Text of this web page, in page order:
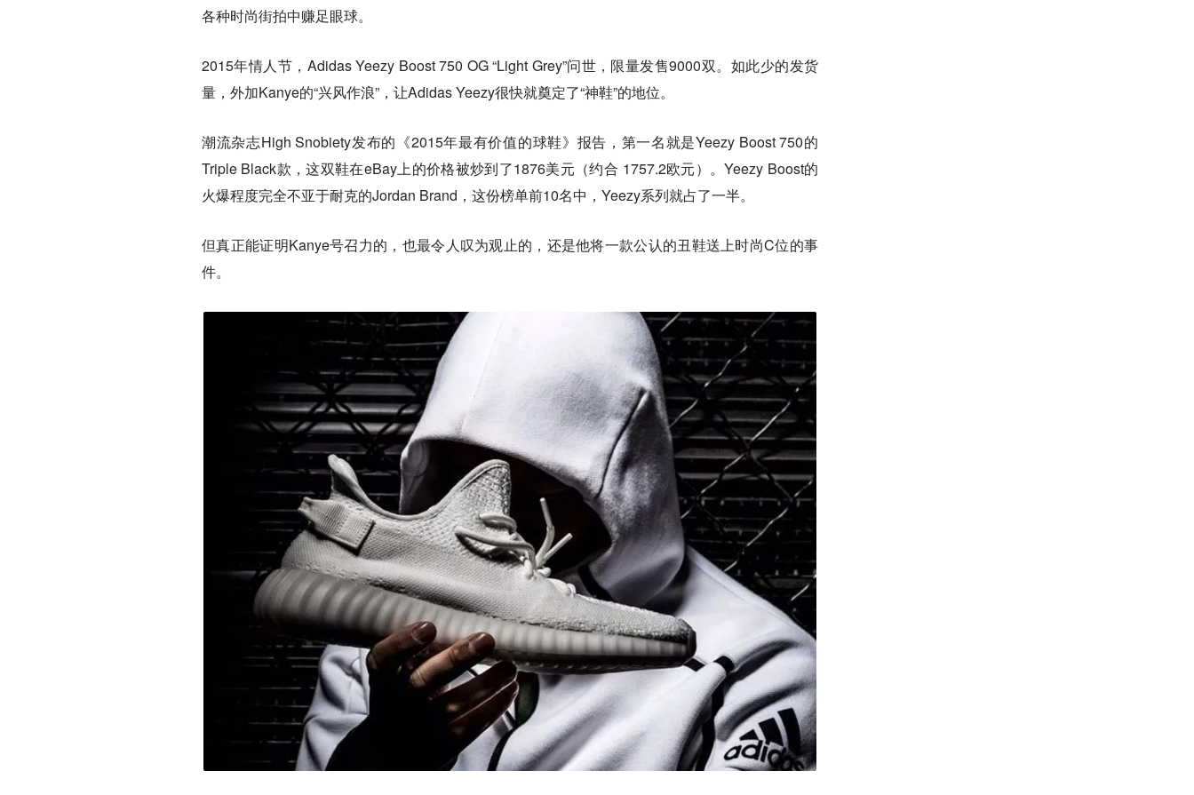
各种时尚街拍中赚足眼球。
2015年情人节，Adidas Yeezy Boost 750 OG “Light Grey”问世，限量发售9000双。如此少的发货
量，外加Kanye的“兴风作浪”，让Adidas Yeezy很快就奠定了“神鞋”的地位。
潮流杂志High Snobiety发布的《2015年最有价值的球鞋》报告，第一名就是Yeezy Boost 750的
Triple Black款，这双鞋在eBay上的价格被炒到了1876美元（约合 1757.2欧元）。Yeezy Boost的
火爆程度完全不亚于耐克的Jordan Brand，这份榜单前10名中，Yeezy系列就占了一半。
但真正能证明Kanye号召力的，也最令人叹为观止的，还是他将一款公认的丑鞋送上时尚C位的事
件。